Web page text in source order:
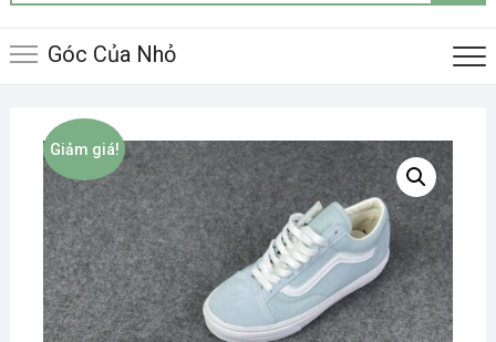
kiếm:
Góc Của Nhỏ
Giảm giá!